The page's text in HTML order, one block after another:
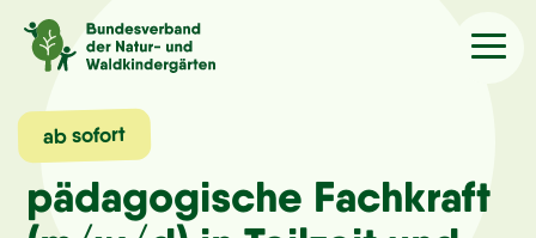
Sprache/Language
Aktuelles
ab sofort
pädagogische Fachkraft